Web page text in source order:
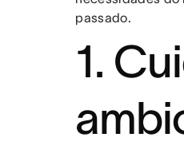
passado.
1.